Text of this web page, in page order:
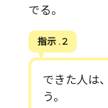
でる。
指示 . 2
できた人は
う。